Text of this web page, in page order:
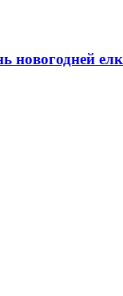
новогодней